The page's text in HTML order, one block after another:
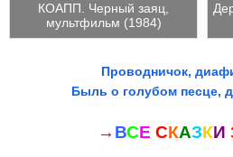
КОАПП. Черный заяц,
мультфильм (1984)
Проводничок,
Быль о голубом песце,
→ ВСЕ СКАЗКИ